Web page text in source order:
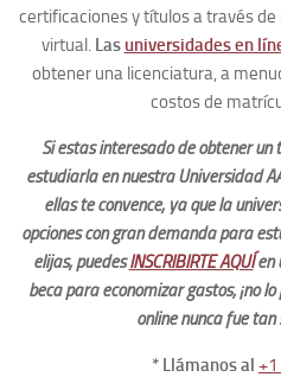
certificaciones y títulos a través
virtual. Las universidades en
obtener una licenciatura, a
costos de
Si estas interesado de obtener
estudiarla en nuestra Universidad
ellas te convence, ya que la
opciones con gran demanda para
elijas, puedesINSCRIBIRTE AQUÍen
beca para economizar gastos; ¡no
online nunca fue tan
* Llámanos al